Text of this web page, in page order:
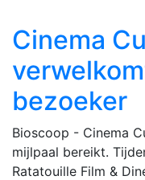
Cinema
bezoeker
Bioscoop - Cinema
mijlpaal bereikt.
Ratatouille Film &